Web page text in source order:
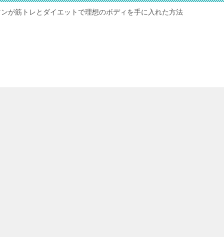
が筋トレとダイエットで理想のボディを手に入れた方法